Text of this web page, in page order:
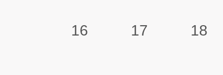
16 17 18